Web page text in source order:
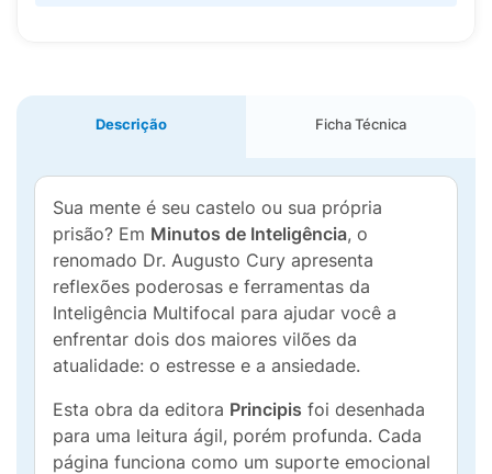
Descrição Ficha Técnica
Sua mente é seu castelo ou sua própria
prisão? Em Minutos de Inteligência, o
renomado Dr. Augusto Cury apresenta
reflexões poderosas e ferramentas da
Inteligência Multifocal para ajudar você a
enfrentar dois dos maiores vilões da
atualidade: o estresse e a ansiedade.
Esta obra da editora Principis foi desenhada
para uma leitura ágil, porém profunda. Cada
página funciona como um suporte emocional